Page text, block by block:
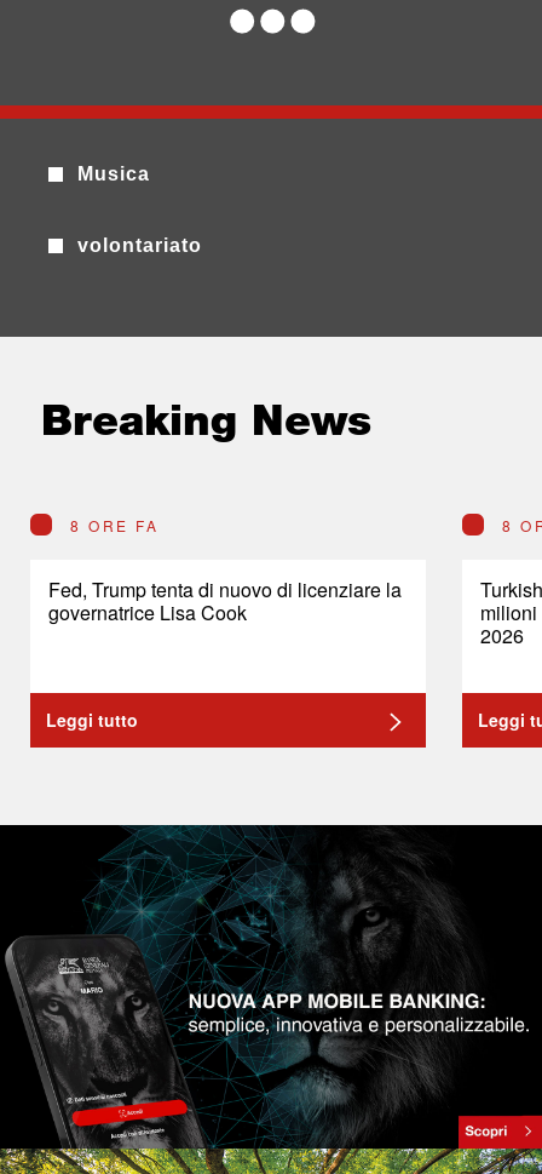
Musica
volontariato
Breaking News
8 ORE FA
Fed, Trump tenta di nuovo di licenziare la
governatrice Lisa Cook
Leggi tutto
8
2026
Leggi